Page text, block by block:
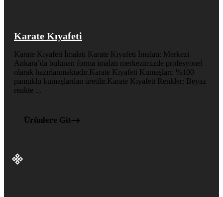
Karate Kıyafeti
Karate Kıyafeti İmalatı Karate Kıyafeti İmalatı: Merkezi
Ankara’da bulunan forma imalatı merkezimizde profesyonel
olarak hazırlanmaktadır.Karate Kıyafeti Kumaşları: %100
pamuklu kumaşlardan üretilir.Karate Kıyafeti Renkler: Beyaz
renkte ...
Ürünlere Git